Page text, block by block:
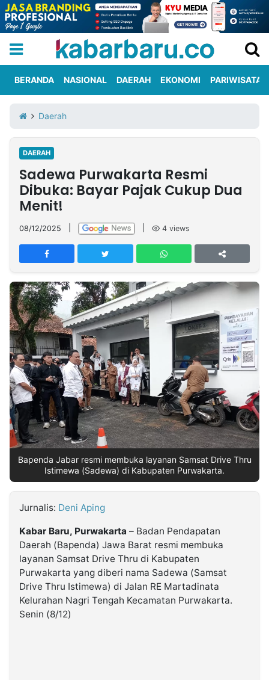
Iklan
Berita
Kami
Nasional
International
Olahraga
Entertainment
Daerah
Pariwisata
Kuliner
Kolom
Network
PT
TREETAN
INDONESIA
Partner
Insight
NTB
Suara
Time
Lens
IDN
Daily
Jogja
Jalan
Rakyat
Idealita
News
Kita
Notice
Dinamikapost.com
Radar
Baru
Seedbacklink
Follow
Kabarbaru
Kabarbaru.co
2026
BERANDA NASIONAL DAERAH EKONOMI PARIWISATA
Daerah
DAERAH
Sadewa Purwakarta Resmi
Dibuka: Bayar Pajak Cukup Dua
Menit!
08/12/2025 4 views
Bapenda Jabar resmi membuka layanan Samsat Drive Thru
Istimewa (Sadewa) di Kabupaten Purwakarta.
Jurnalis: Deni Aping
Kabar Baru, Purwakarta – Badan Pendapatan
Daerah (Bapenda) Jawa Barat resmi membuka
layanan Samsat Drive Thru di Kabupaten
Purwakarta yang diberi nama Sadewa (Samsat
Drive Thru Istimewa) di Jalan RE Martadinata
Kelurahan Nagri Tengah Kecamatan Purwakarta.
Senin (8/12)